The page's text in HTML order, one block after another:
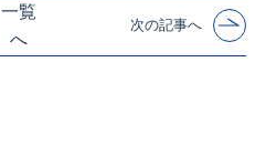
一覧
へ
次の記事へ